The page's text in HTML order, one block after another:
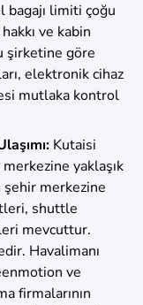
bagajı limiti çoğu
ve kabin
şirketine göre
elektronik cihaz
mutlaka kontrol
Kutaisi
yaklaşık
şehir merkezine
shuttle
mevcuttur.
Havalimanı
ve
firmalarının